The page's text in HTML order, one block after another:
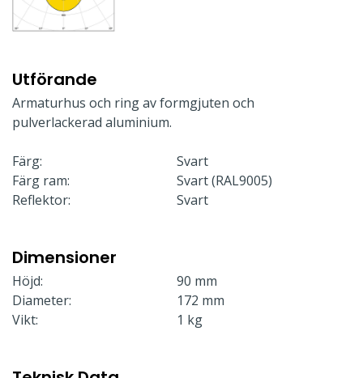
Utförande
Armaturhus och ring av formgjuten och
pulverlackerad aluminium.
Färg:
Svart
Färg ram:
Svart (RAL9005)
Reflektor:
Svart
Dimensioner
Höjd:
90 mm
Diameter:
172 mm
Vikt:
1 kg